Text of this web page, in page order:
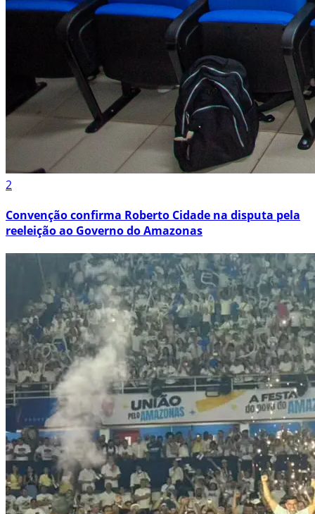
2
Convenção confirma Roberto Cidade na disputa pela
reeleição ao Governo do Amazonas